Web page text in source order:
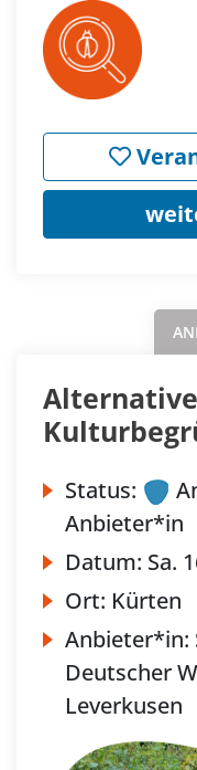
Alternative
Status:
Anbieter*in
Datum: Sa.
Ort: Kürten
Anbieter*in:
Deutscher
Leverkusen